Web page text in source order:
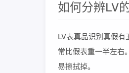
如何分辨LV
LV表真品识别真假
常比假表重一半左右
易擦拭掉。